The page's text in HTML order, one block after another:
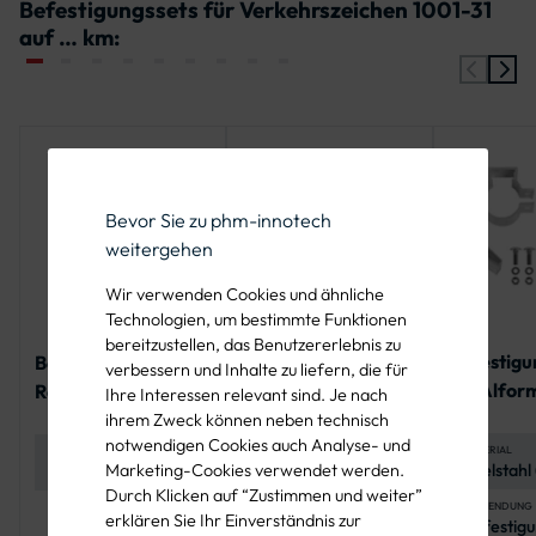
Bevor Sie zu phm-innotech
weitergehen
Wir verwenden Cookies und ähnliche
Technologien, um bestimmte Funktionen
bereitzustellen, das Benutzererlebnis zu
verbessern und Inhalte zu liefern, die für
Ihre Interessen relevant sind. Je nach
ihrem Zweck können neben technisch
notwendigen Cookies auch Analyse- und
Marketing-Cookies verwendet werden.
Durch Klicken auf “Zustimmen und weiter”
erklären Sie Ihr Einverständnis zur
Befestigungssets für Verkehrszeichen 1001-31
auf … km:
Befestigungsset
Rohrschelle für ein
Rundform-Schild
ANWENDUNG
Befestigung von
Verkehrszeichen in
Rundform
EINSATZBEREICH
Straßenbau,
Befestigungsset
Rohrschelle für
zwei Rundform-
Schilder
ANWENDUNG
Befestigung von
zwei Rundform-
Schildern an
Rohrpfosten
EINSATZBEREICH
Straßenbau,
ein
MATERIAL
und
ANWENDUNG